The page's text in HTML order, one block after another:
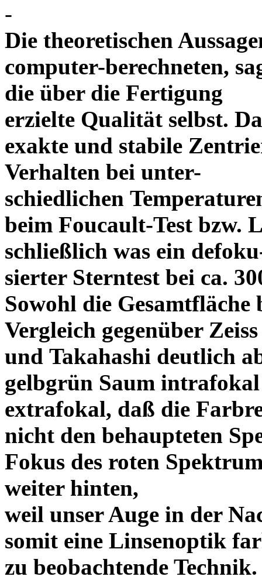
-
Die theoretischen
computer-berechneten,
die über die Fertigung
erzielte Qualität selbst.
exakte und stabile
Verhalten bei unter-
schiedlichen
beim Foucault-Test bzw.
schließlich was ein
sierter Sterntest bei ca.
Sowohl die
Vergleich gegenüber Zeiss
und Takahashi deutlich
gelbgrün Saum
extrafokal, daß die
nicht den behaupteten
Fokus des roten
weiter hinten,
weil unser Auge in der
somit eine Linsenoptik
zu beobachtende